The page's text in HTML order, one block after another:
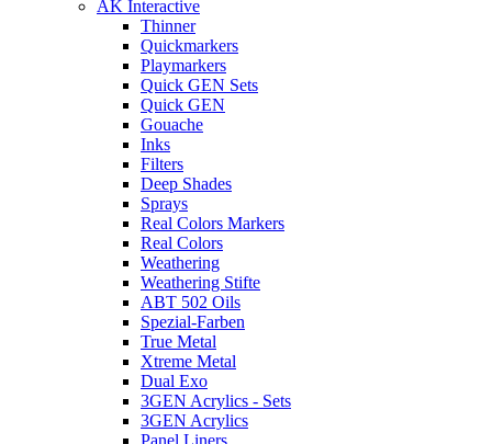
AK Interactive
Thinner
Quickmarkers
Playmarkers
Quick GEN Sets
Quick GEN
Gouache
Inks
Filters
Deep Shades
Sprays
Real Colors Markers
Real Colors
Weathering
Weathering Stifte
ABT 502 Oils
Spezial-Farben
True Metal
Xtreme Metal
Dual Exo
3GEN Acrylics - Sets
3GEN Acrylics
Panel Liners